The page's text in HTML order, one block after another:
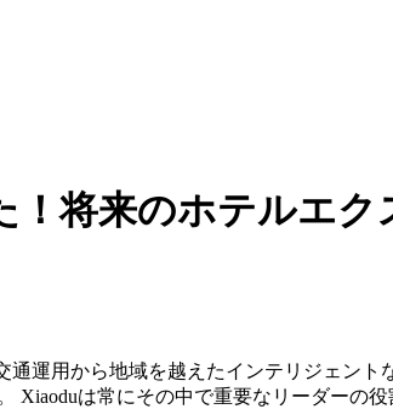
！将来のホテルエク
運用から地域を越えたインテリジェント
Xiaoduは常にその中で重要なリーダーの